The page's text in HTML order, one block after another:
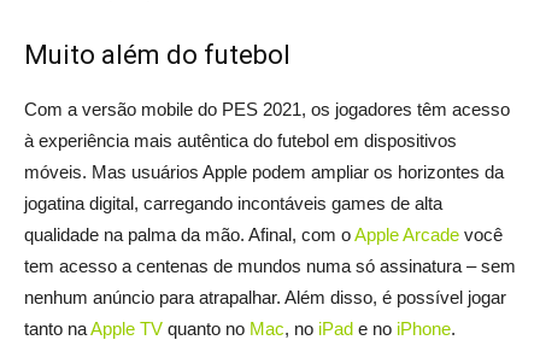
Muito além do futebol
Com a versão mobile do PES 2021, os jogadores têm acesso
à experiência mais autêntica do futebol em dispositivos
móveis. Mas usuários Apple podem ampliar os horizontes da
jogatina digital, carregando incontáveis games de alta
qualidade na palma da mão. Afinal, com oApple Arcade você
tem acesso a centenas de mundos numa só assinatura – sem
nenhum anúncio para atrapalhar. Além disso, é possível jogar
tanto naApple TV quanto no Mac, no iPad e no iPhone.